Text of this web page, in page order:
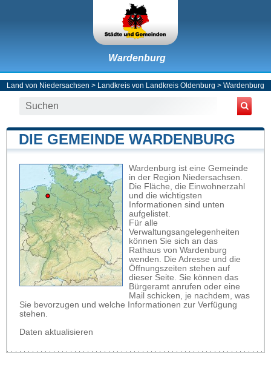
Wardenburg
Land von Niedersachsen > Landkreis von Landkreis Oldenburg > Wardenburg
DIE GEMEINDE WARDENBURG
Wardenburg ist eine Gemeinde
in der Region Niedersachsen.
Die Fläche, die Einwohnerzahl
und die wichtigsten
Informationen sind unten
aufgelistet.
Für alle
Verwaltungsangelegenheiten
können Sie sich an das
Rathaus von Wardenburg
wenden. Die Adresse und die
Öffnungszeiten stehen auf
dieser Seite. Sie können das
Bürgeramt anrufen oder eine
Mail schicken, je nachdem, was
Sie bevorzugen und welche Informationen zur Verfügung
stehen.
Daten aktualisieren